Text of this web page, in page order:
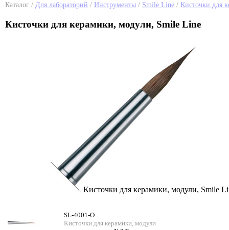
Каталог / Для лабораторий / Инструменты / Smile Line / Кисточки для
Кисточки для керамики, модули, Smile Line
Кисточки для керамики, модули, Smile
SL-4001-O
Кисточки для керамики, модули